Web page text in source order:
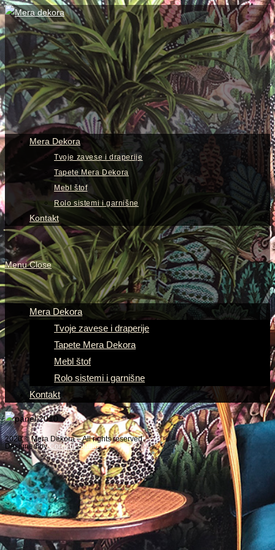
Skip
to
content
View
website
Menu
Mera Dekora
Tvoje zavese i draperije
Tapete Mera Dekora
Mebl štof
Rolo sistemi i garnišne
Kontakt
Menu Close
Mera Dekora
Tvoje zavese i draperije
Tapete Mera Dekora
Mebl štof
Rolo sistemi i garnišne
Kontakt
2020 © Mera Dekora – All rights reserved
Designed byContent Studio